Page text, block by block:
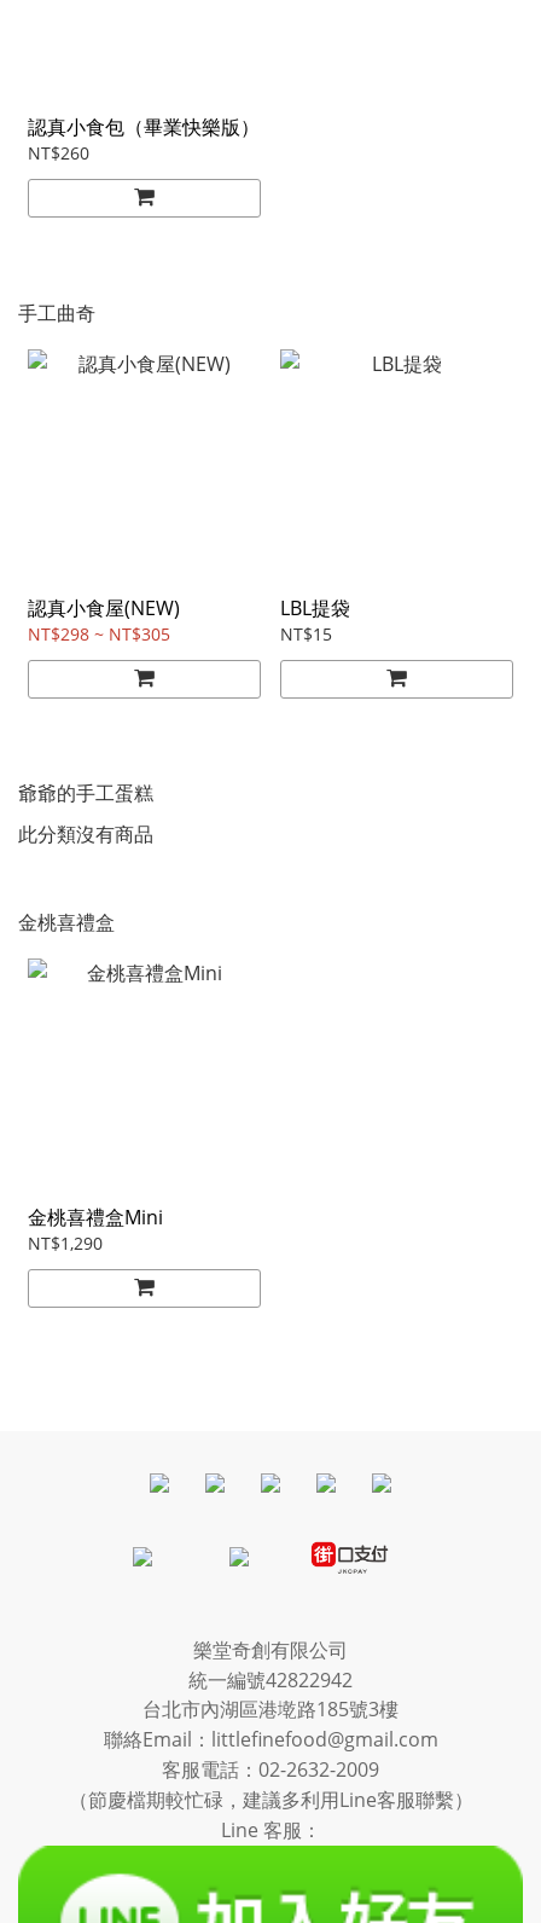
認真小食包（畢業快樂版）
NT$260
手工曲奇
認真小食屋(NEW)
NT$298 ~ NT$305
LBL提袋
NT$15
爺爺的手工蛋糕
此分類沒有商品
金桃喜禮盒
金桃喜禮盒Mini
NT$1,290
樂堂奇創有限公司
統一編號42822942
台北市內湖區港墘路185號3樓
聯絡Email：littlefinefood@gmail.com
客服電話： 02-2632-2009
（節慶檔期較忙碌，建議多利用Line客服聯繫）
Line 客服：